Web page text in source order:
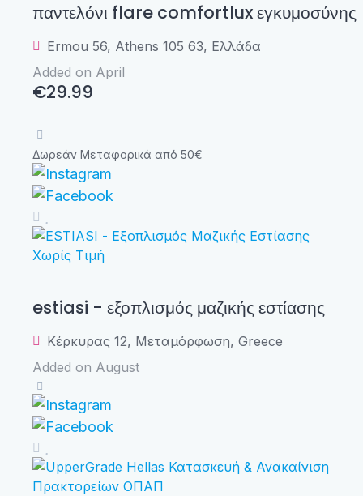
παντελόνι flare comfortlux εγκυμοσύνης
Ermou 56, Athens 105 63, Ελλάδα
Added on April
€29.99
Δωρεάν Μεταφορικά από 50€
Χωρίς Τιμή
estiasi - εξοπλισμός μαζικής εστίασης
Κέρκυρας 12, Μεταμόρφωση, Greece
Added on August